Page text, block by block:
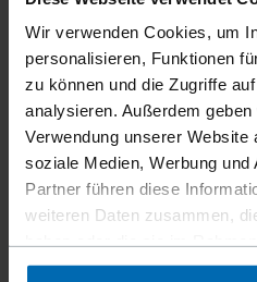
Wir verwenden Cookies, um
personalisieren, Funktionen
zu können und die Zugriffe
analysieren. Außerdem
Verwendung unserer Website
soziale Medien, Werbung
Partner führen diese
weiteren Daten zusammen,
gesammelt haben.